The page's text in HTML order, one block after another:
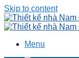
Skip to content
Menu